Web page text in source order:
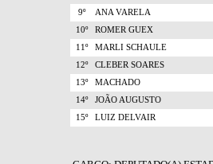
9º
ANA VARELA
10º
ROMER GUEX
11º
MARLI SCHAULE
12º
CLEBER SOARES
13º
MACHADO
14º
JOÃO AUGUSTO
15º
LUIZ DELVAIR